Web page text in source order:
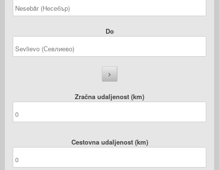
Do
Zračna udaljenost (km)
Cestovna udaljenost (km)